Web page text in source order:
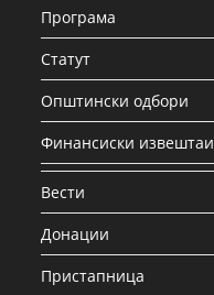
Програма
Статут
Општински одбори
Финансиски извештаи
Вести
Донации
Пристапница